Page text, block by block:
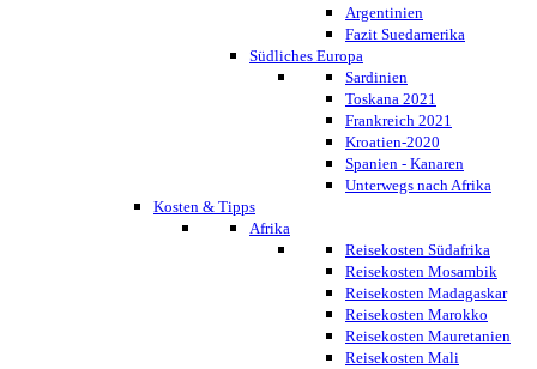
Argentinien
Fazit Suedamerika
Südliches Europa
Sardinien
Toskana 2021
Frankreich 2021
Kroatien-2020
Spanien - Kanaren
Unterwegs nach Afrika
Kosten & Tipps
Afrika
Reisekosten Südafrika
Reisekosten Mosambik
Reisekosten Madagaskar
Reisekosten Marokko
Reisekosten Mauretanien
Reisekosten Mali